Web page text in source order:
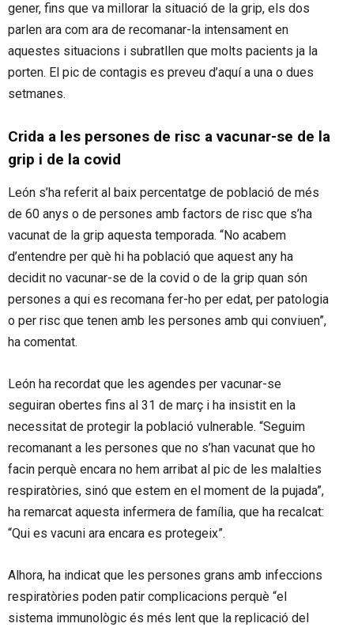
gener, fins que va millorar la situació de la grip, els dos
parlen ara com ara de recomanar-la intensament en
aquestes situacions i subratllen que molts pacients ja la
porten. El pic de contagis es preveu d’aquí a una o dues
setmanes.
Crida a les persones de risc a vacunar-se de la
grip i de la covid
León s’ha referit al baix percentatge de població de més
de 60 anys o de persones amb factors de risc que s’ha
vacunat de la grip aquesta temporada. “No acabem
d’entendre per què hi ha població que aquest any ha
decidit no vacunar-se de la covid o de la grip quan són
persones a qui es recomana fer-ho per edat, per patologia
o per risc que tenen amb les persones amb qui conviuen”,
ha comentat.
León ha recordat que les agendes per vacunar-se
seguiran obertes fins al 31 de març i ha insistit en la
necessitat de protegir la població vulnerable. “Seguim
recomanant a les persones que no s’han vacunat que ho
facin perquè encara no hem arribat al pic de les malalties
respiratòries, sinó que estem en el moment de la pujada”,
ha remarcat aquesta infermera de família, que ha recalcat:
“Qui es vacuni ara encara es protegeix”.
Alhora, ha indicat que les persones grans amb infeccions
respiratòries poden patir complicacions perquè “el
sistema immunològic és més lent que la replicació del